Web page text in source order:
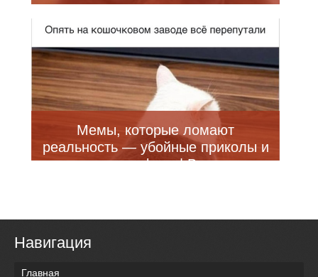
Мемы, которые ломают
реальность — убойные приколы и
смешные фото | Bugaga
Навигация
Главная